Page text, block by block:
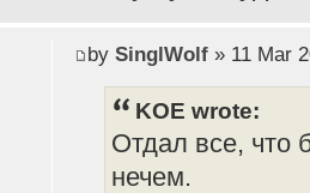
by SinglWolf» 11 Mar
KOE wrote:
Отдал все, что
нечем.